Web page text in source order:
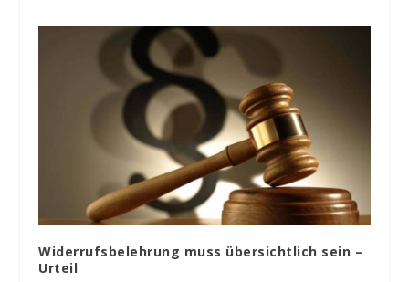
Widerrufsbelehrung muss übersichtlich sein –
Urteil